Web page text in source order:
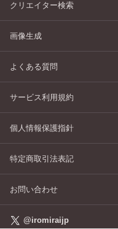
クリエイター検索
画像生成
よくある質問
サービス利用規約
個人情報保護指針
特定商取引法表記
お問い合わせ
@iromiraijp